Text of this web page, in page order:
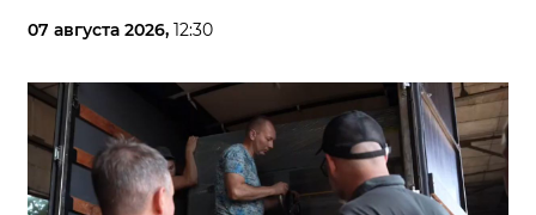
07 августа 2026, 12:30